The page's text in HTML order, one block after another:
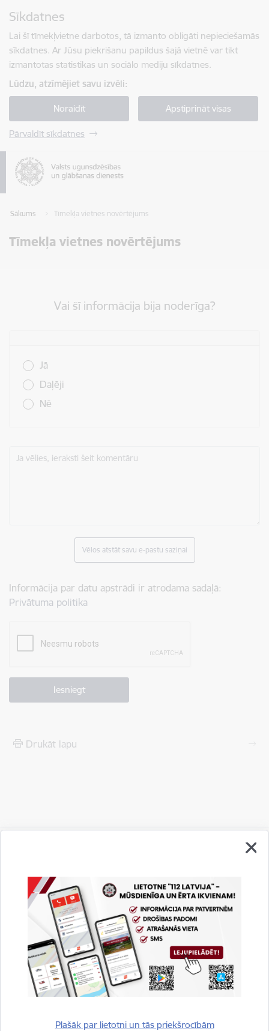
Sīkdatnes
Lai šī tīmekļvietne darbotos, tā izmanto obligāti nepieciešamās
sīkdatnes. Ar Jūsu piekrišanu papildus šajā vietnē var tikt
izmantotas statistikas un sociālo mediju sīkdatnes.
Lūdzu, atzīmējiet savu izvēli:
Noraidīt Apstiprināt visas
Pārvaldīt sīkdatnes
Sākums Tīmekļa vietnes novērtējums
Tīmekļa vietnes novērtējums
Plašāk par lietotni un tās priekšrocībām
Vai šī informācija bija noderīga?
Jā
Daļēji
Nē
Ja vēlies, ieraksti šeit komentāru
Vēlos atstāt savu e-pastu saziņai
Informācija par datu apstrādi ir atrodama sadaļā:
Privātuma politika
Drukāt lapu
Vai šī informācija bija noderīga?
Sniegt atsauksmi